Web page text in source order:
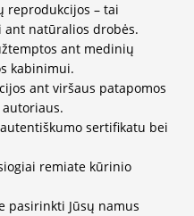
reprodukcijos – tai
ant natūralios drobės.
ant medinių
kabinimui.
ant viršaus patapomos
sertifikatu bei
remiate kūrinio
pasirinkti Jūsų namus